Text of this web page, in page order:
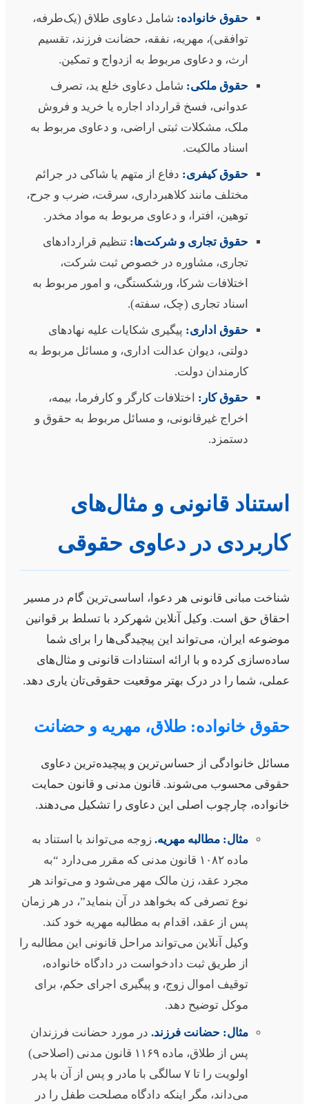
حقوق خانواده:شامل دعاوی طلاق (یک‌طرفه،
توافقی)، مهریه، نفقه، حضانت فرزند، تقسیم
ارث، و دعاوی مربوط به ازدواج و تمکین.
حقوق ملکی:شامل دعاوی خلع ید، تصرف
عدوانی، فسخ قرارداد اجاره یا خرید و فروش
ملک، مشکلات ثبتی اراضی، و دعاوی مربوط به
اسناد مالکیت.
حقوق کیفری:دفاع از متهم یا شاکی در جرائم
مختلف مانند کلاهبرداری، سرقت، ضرب و جرح،
توهین، افترا، و دعاوی مربوط به مواد مخدر.
حقوق تجاری و شرکت‌ها:تنظیم قراردادهای
تجاری، مشاوره در خصوص ثبت شرکت،
اختلافات شرکا، ورشکستگی، و امور مربوط به
اسناد تجاری (چک، سفته).
حقوق اداری: پیگیری شکایات علیه نهادهای
دولتی، دیوان عدالت اداری، و مسائل مربوط به
کارمندان دولت.
حقوق کار: اختلافات کارگر و کارفرما، بیمه،
اخراج غیرقانونی، و مسائل مربوط به حقوق و
دستمزد.
قانونی و مثال‌های
در دعاوی حقوقی
مبانی قانونی هر دعوا، اساسی‌ترین گام در مسیر
حق است. وکیل آنلاین شهرکرد با تسلط بر قوانین
ایران، می‌تواند این پیچیدگی‌ها را برای شما
کرده و با ارائه استنادات قانونی و مثال‌های
شما را در درک بهتر موقعیت حقوقی‌تان یاری دهد.
خانواده: طلاق، مهریه و حضانت
خانوادگی از حساس‌ترین و پیچیده‌ترین دعاوی
محسوب می‌شوند. قانون مدنی و قانون حمایت
چارچوب اصلی این دعاوی را تشکیل می‌دهند.
مثال: مطالبه مهریه.زوجه می‌تواند با استناد به
ماده ۱۰۸۲ قانون مدنی که مقرر می‌دارد “به
مجرد عقد، زن مالک مهر می‌شود و می‌تواند هر
نوع تصرفی که بخواهد در آن بنماید”، در هر زمان
پس از عقد، اقدام به مطالبه مهریه خود کند.
وکیل آنلاین می‌تواند مراحل قانونی این مطالبه را
از طریق ثبت دادخواست در دادگاه خانواده،
توقیف اموال زوج، و پیگیری اجرای حکم، برای
موکل توضیح دهد.
مثال: حضانت فرزند.در مورد حضانت فرزندان
پس از طلاق، ماده ۱۱۶۹ قانون مدنی (اصلاحی)
اولویت را تا ۷ سالگی با مادر و پس از آن با پدر
می‌داند، مگر اینکه دادگاه مصلحت طفل را در